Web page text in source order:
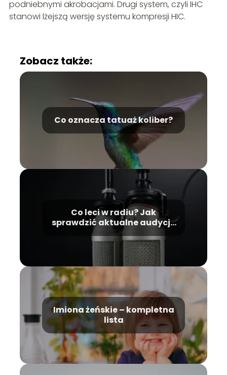
podniebnymi akrobacjami. Drugi system, czyli IHC
stanowi lżejszą wersję systemu kompresji HIC.
Zobacz także:
Co oznacza tatuaż koliber?
Co leci w radiu? Jak
sprawdzić aktualne audycje
i utwory?
Imiona żeńskie – kompletna
lista